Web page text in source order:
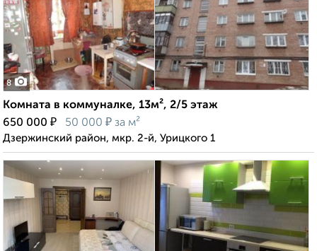
8
Комната в коммуналке, 13м², 2/5 этаж
650 000 ₽ 50 000 ₽ за м²
Дзержинский район, мкр. 2-й, Урицкого 1